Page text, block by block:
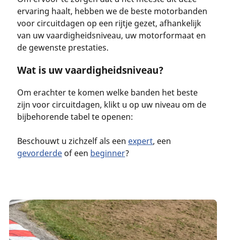
ervaring haalt, hebben we de beste motorbanden
voor circuitdagen op een rijtje gezet, afhankelijk
van uw vaardigheidsniveau, uw motorformaat en
de gewenste prestaties.
Wat is uw vaardigheidsniveau?
Om erachter te komen welke banden het beste
zijn voor circuitdagen, klikt u op uw niveau om de
bijbehorende tabel te openen:
Beschouwt u zichzelf als een expert, een
gevorderdeof een beginner?